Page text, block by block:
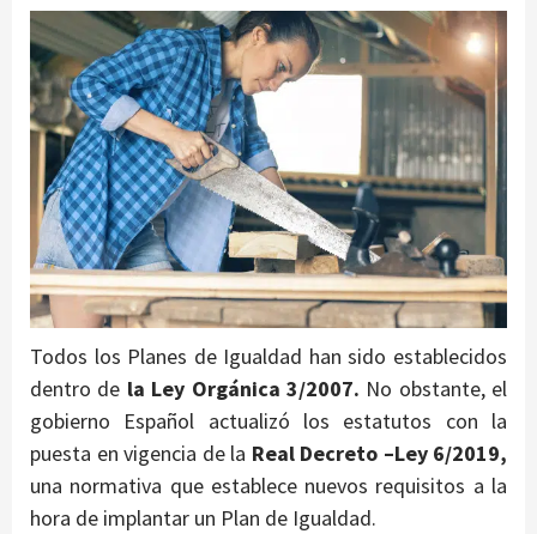
Todos los Planes de Igualdad han sido establecidos
dentro de la Ley Orgánica 3/2007. No obstante, el
gobierno Español actualizó los estatutos con la
puesta en vigencia de la Real Decreto –Ley 6/2019,
una normativa que establece nuevos requisitos a la
hora de implantar un Plan de Igualdad.